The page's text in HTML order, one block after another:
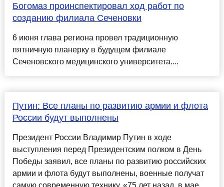
Богомаз проинспектировал ход работ по
созданию филиала Сеченовки
6 июня глава региона провел традиционную
пятничную планерку в будущем филиале
Сеченовского медицинского университета....
Путин: Все планы по развитию армии и флота
России будут выполнены
Президент России Владимир Путин в ходе
выступления перед Президентским полком в День
Победы заявил, все планы по развитию российских
армии и флота будут выполнены, военные получат